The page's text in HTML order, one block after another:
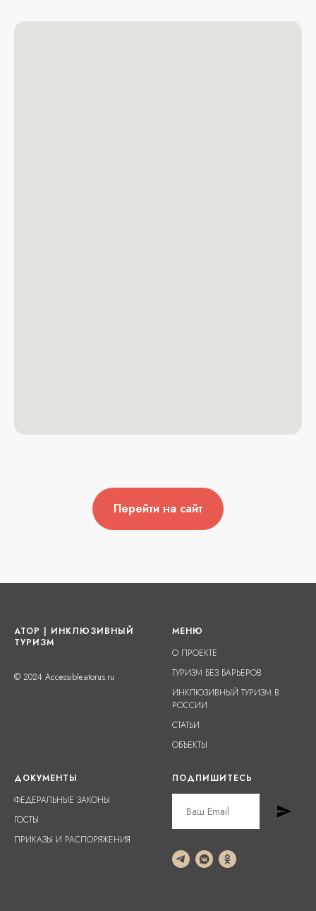
Перейти на сайт
АТОР | ИНКЛЮЗИВНЫЙ
ТУРИЗМ
© 2024 Accessible.atorus.ru
МЕНЮ
О ПРОЕКТЕ
ТУРИЗМ БЕЗ БАРЬЕРОВ
ИНКЛЮЗИВНЫЙ ТУРИЗМ В
РОССИИ
СТАТЬИ
ОБЪЕКТЫ
ДОКУМЕНТЫ
ФЕДЕРАЛЬНЫЕ ЗАКОНЫ
ГОСТЫ
ПРИКАЗЫ И РАСПОРЯЖЕНИЯ
ПОДПИШИТЕСЬ